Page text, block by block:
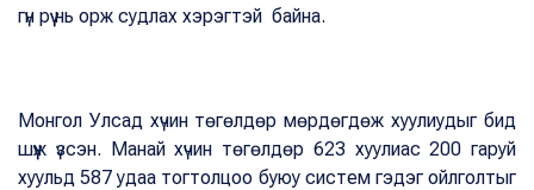
гүн рүү нь орж судлах хэрэгтэй байна.
Монгол Улсад хүчин төгөлдөр мөрдөгдөж хуулиудыг бид
шүүж үзсэн. Манай хүчин төгөлдөр 623 хуулиас 200 гаруй
хуульд 587 удаа тогтолцоо буюу систем гэдэг ойлголтыг